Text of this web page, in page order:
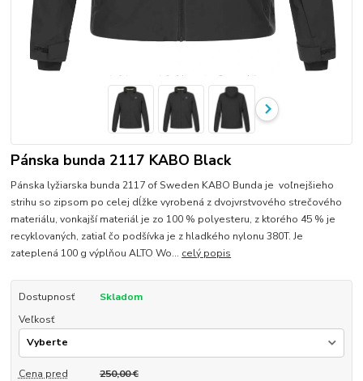
Pánska bunda 2117 KABO Black
Pánska lyžiarska bunda 2117 of Sweden KABO Bunda je voľnejšieho
strihu so zipsom po celej dĺžke vyrobená z dvojvrstvového strečového
materiálu, vonkajší materiál je zo 100 % polyesteru, z ktorého 45 % je
recyklovaných, zatiaľ čo podšívka je z hladkého nylonu 380T. Je
zateplená 100 g výplňou ALTO Wo... celý popis
Dostupnosť
Skladom
Veľkosť
Cena pred
250,00 €